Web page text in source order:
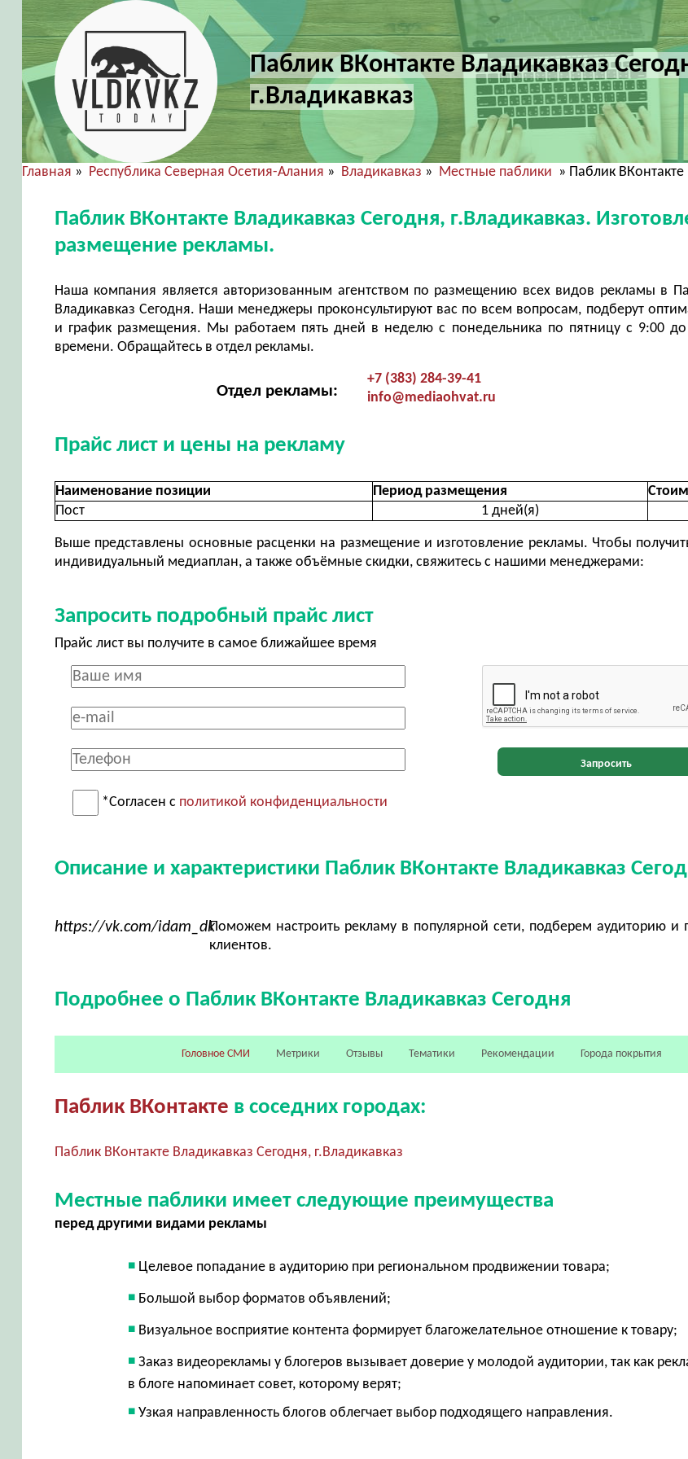
Паблик ВКонтакте Владикавказ
г.Владикавказ
Главная » Республика Северная Осетия-Алания » Владикавказ » Местные паблики » Паблик ВКонтакте
Паблик ВКонтакте Владикавказ Сегодня, г.Владикавказ.
размещение рекламы.
Наша компания является авторизованным агентством по размещению всех видов рекламы в
Владикавказ Сегодня. Наши менеджеры проконсультируют вас по всем вопросам, подберут
и график размещения. Мы работаем пять дней в неделю с понедельника по пятницу с 9:00 до
времени. Обращайтесь в отдел рекламы.
Отдел рекламы:
+7 (383) 284-39-41
info@mediaohvat.ru
Прайс лист и цены на рекламу
Наименование позиции Период размещения
Пост
1 дней(я)
Выше представлены основные расценки на размещение и изготовление рекламы. Чтобы
индивидуальный медиаплан, а также объёмные скидки, свяжитесь с нашими менеджерами:
Запросить подробный прайс лист
Прайс лист вы получите в самое ближайшее время
*Согласен с политикой конфиденциальности
Запросить
Описание и характеристики Паблик ВКонтакте Владикавказ
https://vk.com/idam_dkПоможем настроить рекламу в популярной сети, подберем аудиторию и
клиентов.
Подробнее о Паблик ВКонтакте Владикавказ Сегодня
Головное СМИ Метрики Отзывы Тематики Рекомендации Города покрытия
Паблик ВКонтакте в соседних городах:
Паблик ВКонтакте Владикавказ Сегодня, г.Владикавказ
Местные паблики имеет следующие преимущества
перед другими видами рекламы
Целевое попадание в аудиторию при региональном продвижении товара;
Большой выбор форматов объявлений;
Визуальное восприятие контента формирует благожелательное отношение к товару;
Заказ видеорекламы у блогеров вызывает доверие у молодой аудитории, так как
в блоге напоминает совет, которому верят;
Узкая направленность блогов облегчает выбор подходящего направления.